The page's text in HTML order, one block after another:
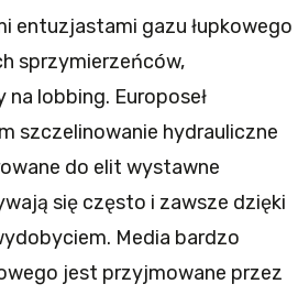
entuzjastami gazu łupkowego
sprzymierzeńców,
lobbing. Europoseł
szczelinowanie hydrauliczne
do elit wystawne
się często i zawsze dzięki
Media bardzo
jest przyjmowane przez